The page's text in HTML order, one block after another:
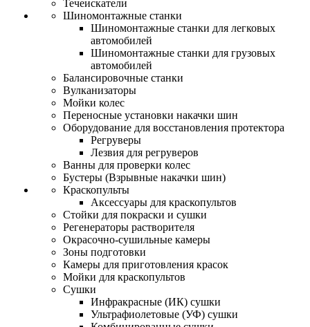
Течеискатели
Шиномонтажные станки
Шиномонтажные станки для легковых
автомобилей
Шиномонтажные станки для грузовых
автомобилей
Балансировочные станки
Вулканизаторы
Мойки колес
Переносные установки накачки шин
Оборудование для восстановления протектора
Регруверы
Лезвия для регруверов
Ванны для проверки колес
Бустеры (Взрывные накачки шин)
Краскопульты
Аксессуары для краскопультов
Стойки для покраски и сушки
Регенераторы растворителя
Окрасочно-сушильные камеры
Зоны подготовки
Камеры для приготовления красок
Мойки для краскопультов
Сушки
Инфракрасные (ИК) сушки
Ультрафиолетовые (УФ) сушки